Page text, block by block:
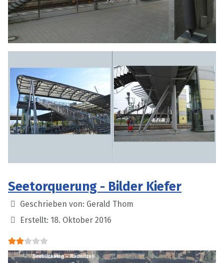
Seetorquerung - Bilder Kiefer
Details
Geschrieben von: Gerald Thom
Erstellt: 18. Oktober 2016
Bewertung: